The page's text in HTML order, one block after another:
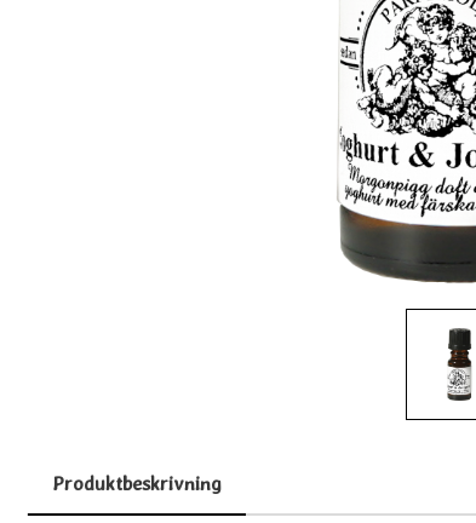
Produktbeskrivning